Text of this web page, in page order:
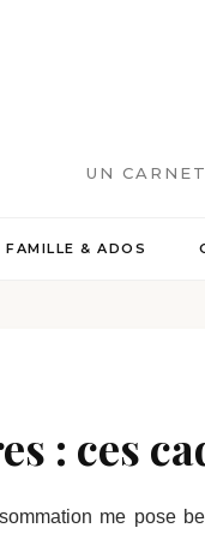
UN
FAMILLE & ADOS
: ces
me pose